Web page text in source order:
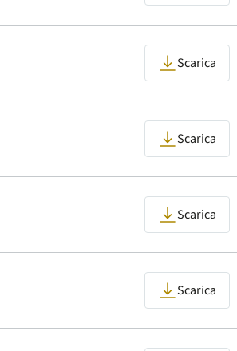
Scarica
Scarica
Scarica
Scarica